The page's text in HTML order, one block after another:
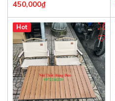
450,000₫
Hot